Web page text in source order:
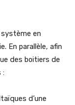
système en
En parallèle, afin
des boitiers de
:
d’une